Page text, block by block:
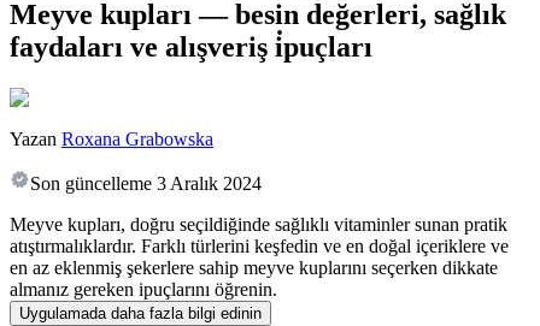
Meyve kupları — besin değerleri, sağlık
faydaları ve alışveriş i̇puçları
Yazan Roxana Grabowska
Son güncelleme 3 Aralık 2024
Meyve kupları, doğru seçildiğinde sağlıklı vitaminler sunan pratik
atıştırmalıklardır. Farklı türlerini keşfedin ve en doğal içeriklere ve
en az eklenmiş şekerlere sahip meyve kuplarını seçerken dikkate
almanız gereken ipuçlarını öğrenin.
Uygulamada daha fazla bilgi edinin